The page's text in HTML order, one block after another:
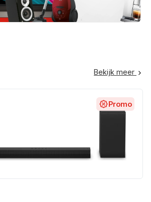
Bekijk meer
Promo